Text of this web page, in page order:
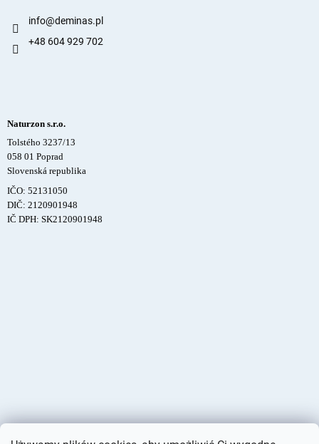
info@deminas.pl
+48 604 929 702
Naturzon s.r.o.
Tolstého 3237/13
058 01 Poprad
Slovenská republika
IČO: 52131050
DIČ: 2120901948
IČ DPH: SK2120901948